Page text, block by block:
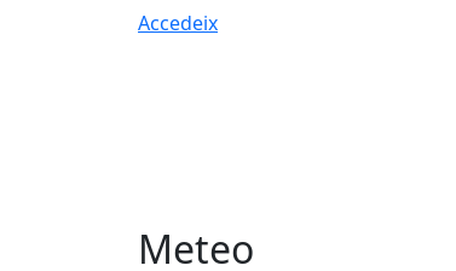
Accedeix
Meteo